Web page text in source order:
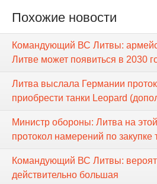
Похожие новости
Командующий ВС Литвы:
Литве может появиться в 2030
Литва выслала Германии
приобрести танки Leopard
Министр обороны: Литва на
протокол намерений по закупке
Командующий ВС Литвы:
действительно большая